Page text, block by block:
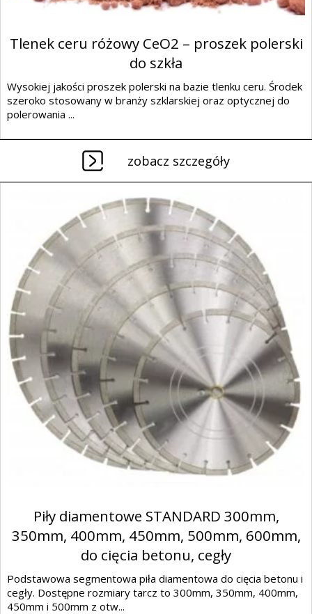
Tlenek ceru różowy CeO2 – proszek polerski
do szkła
Wysokiej jakości proszek polerski na bazie tlenku ceru. Środek
szeroko stosowany w branży szklarskiej oraz optycznej do
polerowania ...
zobacz szczegóły
Piły diamentowe STANDARD 300mm,
350mm, 400mm, 450mm, 500mm, 600mm,
do cięcia betonu, cegły
Podstawowa segmentowa piła diamentowa do cięcia betonu i
cegły. Dostępne rozmiary tarcz to 300mm, 350mm, 400mm,
450mm i 500mm z otw...